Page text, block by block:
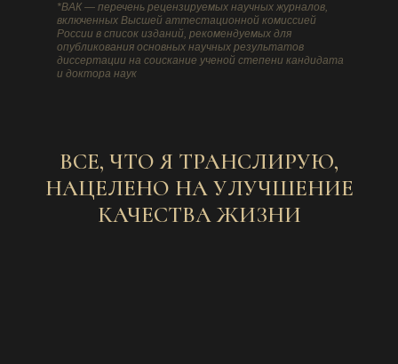
*ВАК — перечень рецензируемых научных журналов,
включенных Высшей аттестационной комиссией
России в список изданий, рекомендуемых для
опубликования основных научных результатов
диссертации на соискание ученой степени кандидата
и доктора наук
ВСЕ, ЧТО Я ТРАНСЛИРУЮ,
НАЦЕЛЕНО НА УЛУЧШЕНИЕ
КАЧЕСТВА ЖИЗНИ